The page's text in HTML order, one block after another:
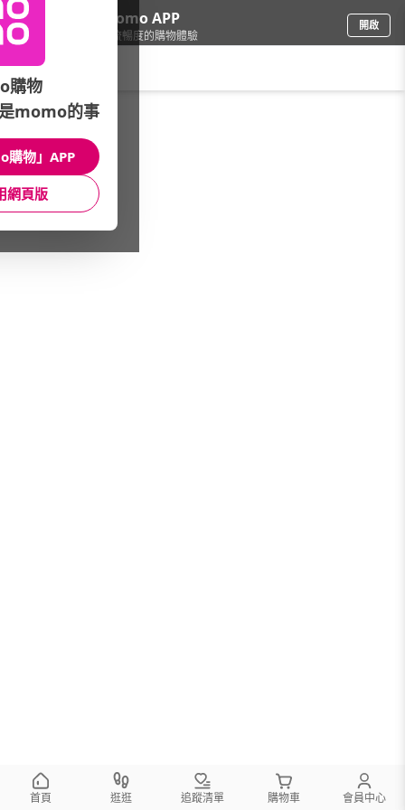
下載momo APP
給你3倍流暢度的購物體驗
開啟
家電/投影機/功能分類
館長推薦 月銷量
首頁 逛逛 追蹤清單 購物車 會員中心
購物
momo的事
購物」APP
網頁版